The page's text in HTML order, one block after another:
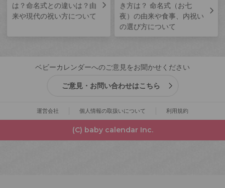
は？命名式との違いは？由
来や現代の祝い方について
き方は？ 命名式（お七
夜）の由来や食事、内祝い
の選び方について
ベビーカレンダーへのご意見をお聞かせください
ご意見・お問い合わせはこちら
運営会社 個人情報の取扱いについて 利用規約
(C) baby calendar Inc.